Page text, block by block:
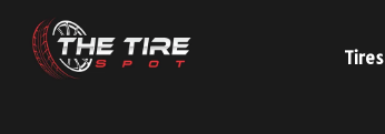
content
Tires